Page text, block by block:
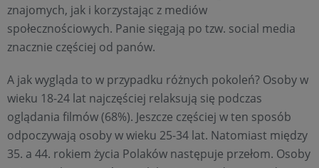
znajomych, jak i korzystając z mediów
społecznościowych. Panie sięgają po tzw. social media
znacznie częściej od panów.
A jak wygląda to w przypadku różnych pokoleń? Osoby w
wieku 18-24 lat najczęściej relaksują się podczas
oglądania filmów (68%). Jeszcze częściej w ten sposób
odpoczywają osoby w wieku 25-34 lat. Natomiast między
35. a 44. rokiem życia Polaków następuje przełom. Osoby